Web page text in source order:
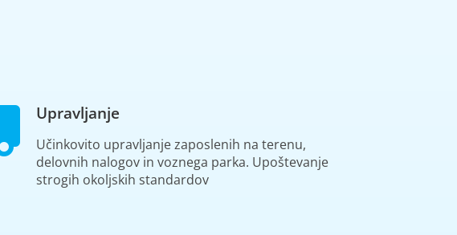
Upravljanje
Učinkovito upravljanje zaposlenih na terenu,
delovnih nalogov in voznega parka. Upoštevanje
strogih okoljskih standardov